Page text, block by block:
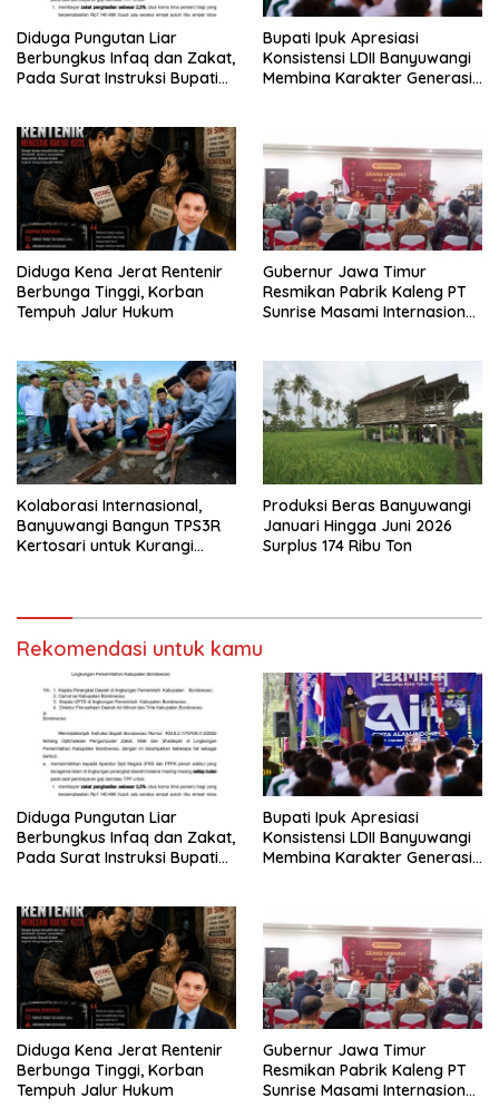
Diduga Pungutan Liar
Berbungkus Infaq dan Zakat,
Pada Surat Instruksi Bupati
Bupati Ipuk Apresiasi
Konsistensi LDII Banyuwangi
Membina Karakter Generasi
Diduga Kena Jerat Rentenir
Berbunga Tinggi, Korban
Tempuh Jalur Hukum
Gubernur Jawa Timur
Resmikan Pabrik Kaleng PT
Sunrise Masami Internasional,
Kolaborasi Internasional,
Banyuwangi Bangun TPS3R
Kertosari untuk Kurangi
Produksi Beras Banyuwangi
Januari Hingga Juni 2026
Surplus 174 Ribu Ton
Rekomendasi untuk kamu
Diduga Pungutan Liar
Berbungkus Infaq dan Zakat,
Pada Surat Instruksi Bupati
Bupati Ipuk Apresiasi
Konsistensi LDII Banyuwangi
Membina Karakter Generasi
Diduga Kena Jerat Rentenir
Berbunga Tinggi, Korban
Tempuh Jalur Hukum
Gubernur Jawa Timur
Resmikan Pabrik Kaleng PT
Sunrise Masami Internasional,